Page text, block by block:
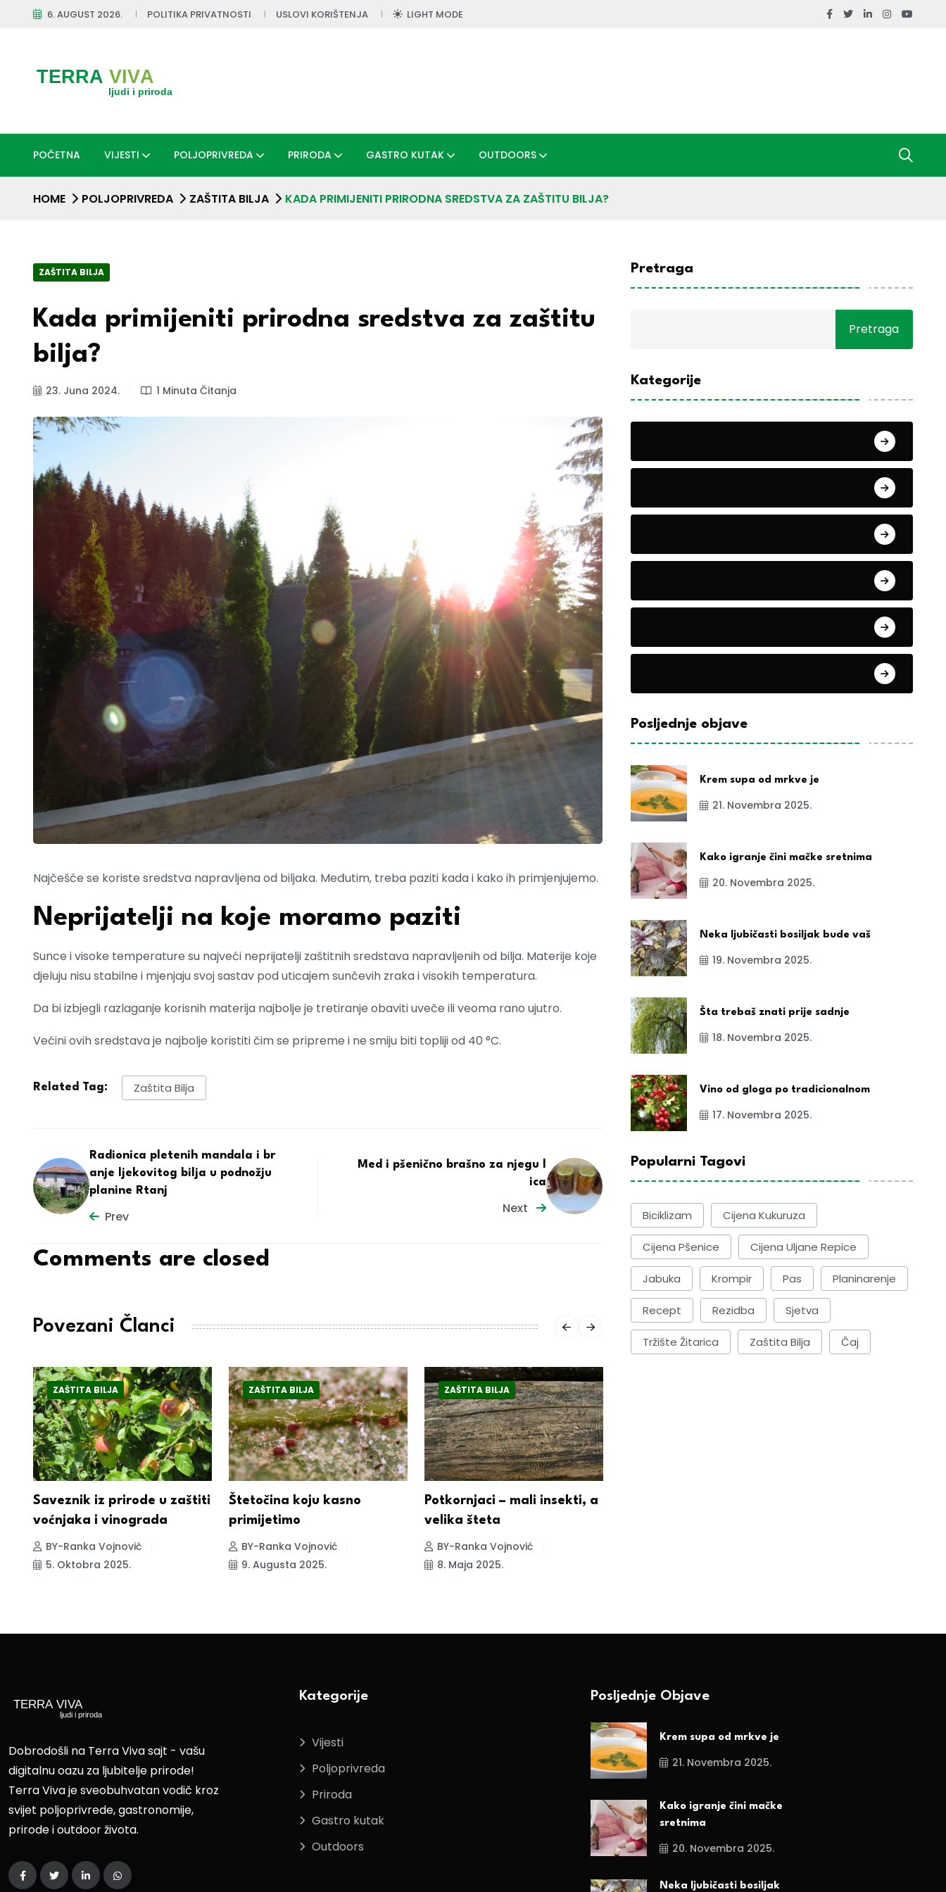
6. AUGUST 2026. POLITIKA PRIVATNOSTI USLOVI KORIŠTENJA LIGHT MODE
POČETNA VIJESTI POLJOPRIVREDA PRIRODA GASTRO KUTAK OUTDOORS
HOME POLJOPRIVREDA ZAŠTITA BILJA KADA PRIMIJENITI PRIRODNA SREDSTVA ZA ZAŠTITU BILJA?
ZAŠTITA BILJA
Kada primijeniti prirodna sredstva za zaštitu
bilja?
23. Juna 2024. 1 Minuta Čitanja
Najčešće se koriste sredstva napravljena od biljaka. Međutim, treba paziti kada i kako ih primjenjujemo.
Neprijatelji na koje moramo paziti
Sunce i visoke temperature su najveći neprijatelji zaštitnih sredstava napravljenih od bilja. Materije koje
djeluju nisu stabilne i mjenjaju svoj sastav pod uticajem sunčevih zraka i visokih temperatura.
Da bi izbjegli razlaganje korisnih materija najbolje je tretiranje obaviti uveče ili veoma rano ujutro.
Većini ovih sredstava je najbolje koristiti čim se pripreme i ne smiju biti topliji od 40 °C.
Related Tag: Zaštita Bilja
Radionica pletenih mandala i br
anje ljekovitog bilja u podnožju
planine Rtanj
Prev
Med i pšenično brašno za njegu l
ica
Next
Comments are closed
Povezani Članci
ZAŠTITA BILJA
Saveznik iz prirode u zaštiti
voćnjaka i vinograda
BY-Ranka Vojnović
5. Oktobra 2025.
ZAŠTITA BILJA
Štetočina koju kasno
primijetimo
BY-Ranka Vojnović
9. Augusta 2025.
ZAŠTITA BILJA
Potkornjaci – mali insekti, a
velika šteta
BY-Ranka Vojnović
8. Maja 2025.
Pretraga
Pretraga
Kategorije
Posljednje objave
Krem supa od mrkve je
21. Novembra 2025.
Kako igranje čini mačke sretnima
20. Novembra 2025.
Neka ljubičasti bosiljak bude vaš
19. Novembra 2025.
Šta trebaš znati prije sadnje
18. Novembra 2025.
Vino od gloga po tradicionalnom
17. Novembra 2025.
Popularni Tagovi
Biciklizam Cijena Kukuruza
Cijena Pšenice Cijena Uljane Repice
Jabuka Krompir Pas Planinarenje
Recept Rezidba Sjetva
Tržište Žitarica Zaštita Bilja Čaj
Dobrodošli na Terra Viva sajt - vašu
digitalnu oazu za ljubitelje prirode!
Terra Viva je sveobuhvatan vodič kroz
svijet poljoprivrede, gastronomije,
prirode i outdoor života.
Kategorije
Vijesti
Poljoprivreda
Priroda
Gastro kutak
Outdoors
Posljednje Objave
Krem supa od mrkve je
21. Novembra 2025.
Kako igranje čini mačke
sretnima
20. Novembra 2025.
Neka ljubičasti bosiljak